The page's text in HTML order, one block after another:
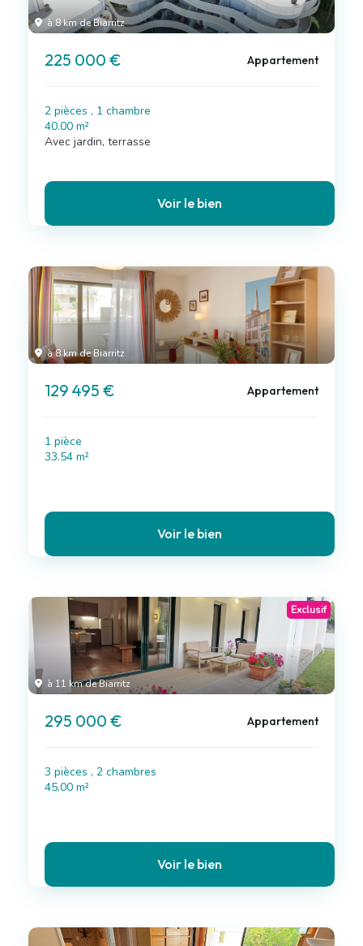
à 8 km de Biarritz
225 000 € Appartement
2 pièces , 1 chambre
40.00 m²
Avec jardin, terrasse
Voir le bien
à 8 km de Biarritz
129 495 € Appartement
1 pièce
33.54 m²
Voir le bien
à 11 km de Biarritz
Exclusif
295 000 € Appartement
3 pièces , 2 chambres
45.00 m²
Voir le bien